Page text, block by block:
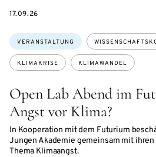
Open Lab Abend im
Angst vor Klima?
In Kooperation mit dem Futurium
Jungen Akademie gemeinsam mit
Thema Klimaangst.
Themen:
VERANSTALTUNG
KLIMAKRISE KLIMAWANDEL
EVENTBEGINSON
17.09.26